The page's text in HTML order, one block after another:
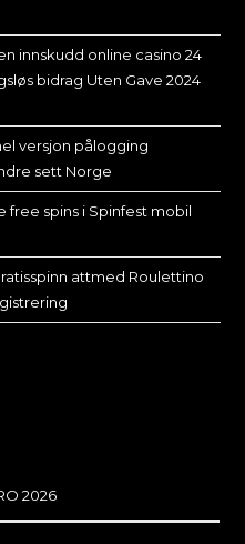
innskudd online casino 24
bidrag Uten Gave 2024
versjon pålogging
sett Norge
free spins i Spinfest mobil
attmed Roulettino
2026